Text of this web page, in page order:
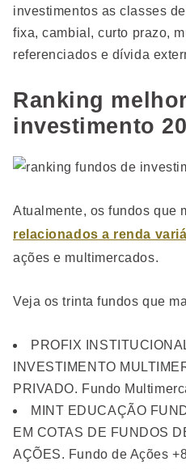
investimentos as classes
fixa, cambial, curto prazo,
referenciados e dívida
Ranking
investimento
Atualmente, os fundos que
relacionados a renda
ações e multimercados.
Veja os trinta fundos que
PROFIX
INVESTIMENTO
PRIVADO. Fundo
MINT EDUCAÇÃO
EM COTAS DE FUNDOS
AÇÕES. Fundo de Ações